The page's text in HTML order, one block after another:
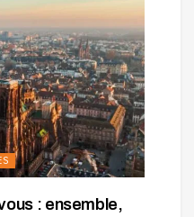
: ensemble,